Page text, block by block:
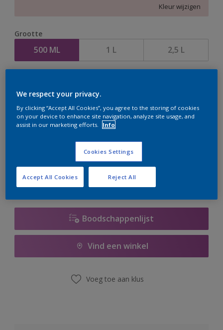
Kleur wijzigen
Grootte
500 ML 1 L 2,5 L
te bestellen. Houd de website in de gaten, we werken
er hard aan om de voorraad aan te vullen.
Boodschappenlijst
Vind een winkel
Voeg toe aan klus
We respect your privacy.
By clicking “Accept All Cookies”, you agree to the storing of cookies
on your device to enhance site navigation, analyze site usage, and
assist in our marketing efforts.
Info
Cookies Settings
Reject All
Accept All Cookies